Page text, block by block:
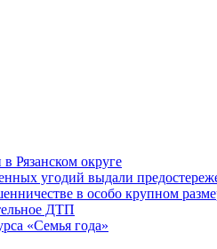
Рязанском округе
угодий выдали
в особо крупном
ДТП
«Семья года»